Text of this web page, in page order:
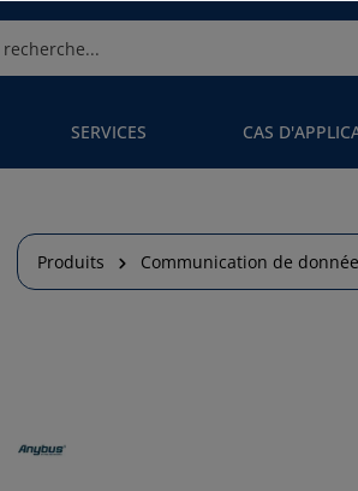
SERVICES CAS
Produits Communication de